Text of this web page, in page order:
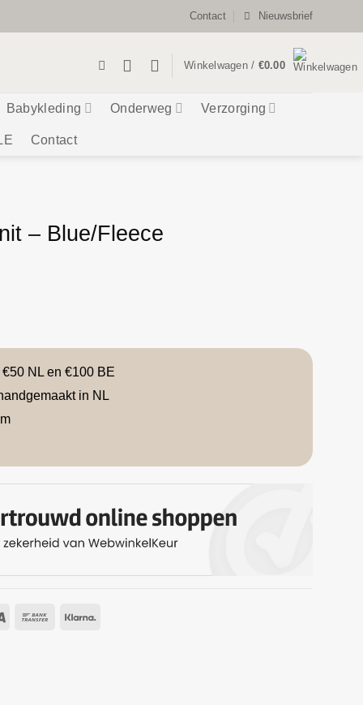
Contact Nieuwsbrief
Winkelwagen / €0.00
Babykleding Onderweg Verzorging
Contact
– Blue/Fleece
NL en €100 BE
in NL